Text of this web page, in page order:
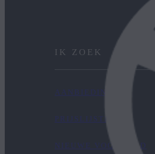
IK ZOEK
AANBIEDINGEN
PRIJSLIJSTEN
NIEUWE VOORRAAD